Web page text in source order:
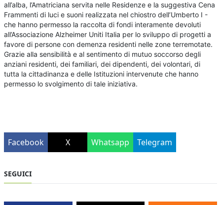
all’alba, l’Amatriciana servita nelle Residenze e la suggestiva Cena
Frammenti di luci e suoni realizzata nel chiostro dell’Umberto I -
che hanno permesso la raccolta di fondi interamente devoluti
all’Associazione Alzheimer Uniti Italia per lo sviluppo di progetti a
favore di persone con demenza residenti nelle zone terremotate.
Grazie alla sensibilità e al sentimento di mutuo soccorso degli
anziani residenti, dei familiari, dei dipendenti, dei volontari, di
tutta la cittadinanza e delle Istituzioni intervenute che hanno
permesso lo svolgimento di tale iniziativa.
Facebook X Whatsapp Telegram
SEGUICI